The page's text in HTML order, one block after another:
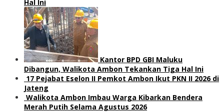
Hal Ini
Kantor BPD GBI Maluku
Dibangun, Walikota Ambon Tekankan Tiga Hal Ini
17 Pejabat Eselon II Pemkot Ambon Ikut PKN II 2026 di
Jateng
Walikota Ambon Imbau Warga Kibarkan Bendera
Merah Putih Selama Agustus 2026